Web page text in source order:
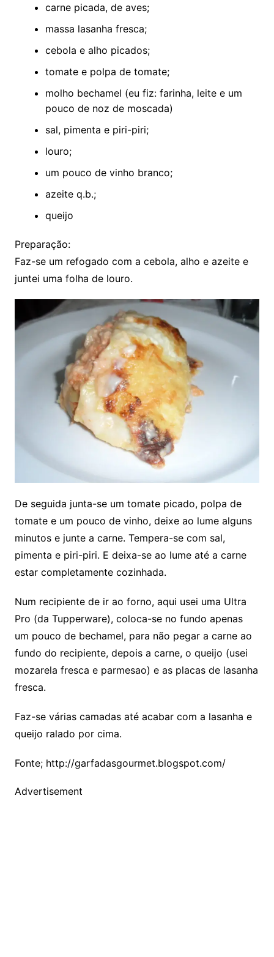
carne picada, de aves;
massa lasanha fresca;
cebola e alho picados;
tomate e polpa de tomate;
molho bechamel (eu fiz: farinha, leite e um
pouco de noz de moscada)
sal, pimenta e piri-piri;
louro;
um pouco de vinho branco;
azeite q.b.;
queijo
Preparação:
Faz-se um refogado com a cebola, alho e azeite e
juntei uma folha de louro.
De seguida junta-se um tomate picado, polpa de
tomate e um pouco de vinho, deixe ao lume alguns
minutos e junte a carne. Tempera-se com sal,
pimenta e piri-piri. E deixa-se ao lume até a carne
estar completamente cozinhada.
Num recipiente de ir ao forno, aqui usei uma Ultra
Pro (da Tupperware), coloca-se no fundo apenas
um pouco de bechamel, para não pegar a carne ao
fundo do recipiente, depois a carne, o queijo (usei
mozarela fresca e parmesao) e as placas de lasanha
fresca.
Faz-se várias camadas até acabar com a lasanha e
queijo ralado por cima.
Fonte; http://garfadasgourmet.blogspot.com/
Advertisement